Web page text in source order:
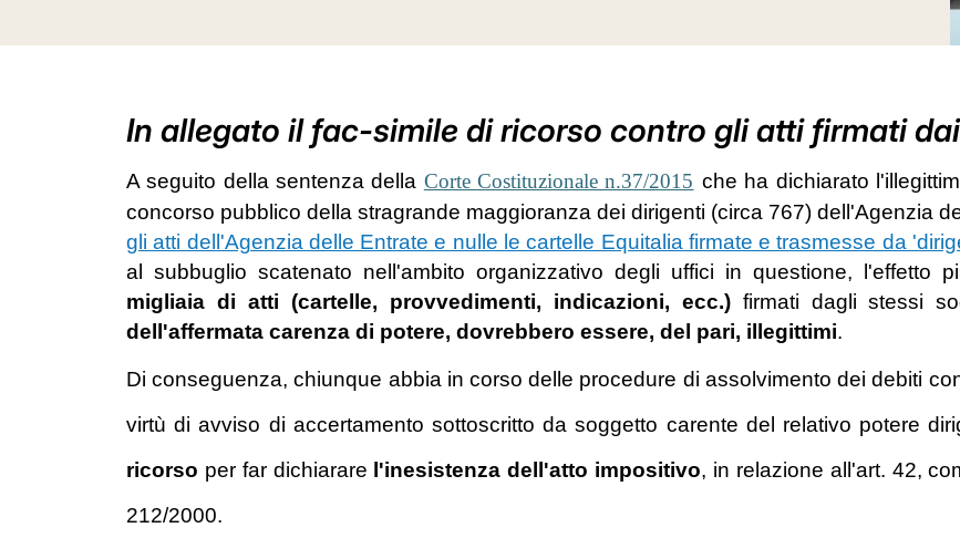
In allegato il fac-simile di ricorso contro gli atti firmati
A seguito della sentenza della Corte Costituzionale n.37/2015 che ha dichiarato
concorso pubblico della stragrande maggioranza dei dirigenti (circa 767) dell'Agenzia
gli atti dell'Agenzia delle Entrate e nulle le cartelle Equitalia firmate e trasmesse da
al subbuglio scatenato nell'ambito organizzativo degli uffici in questione, l'effetto
migliaia di atti (cartelle, provvedimenti, indicazioni, ecc.)firmati dagli stessi
dell'affermata carenza di potere, dovrebbero essere, del pari, illegittimi.
Di conseguenza, chiunque abbia in corso delle procedure di assolvimento dei debiti
virtù di avviso di accertamento sottoscritto da soggetto carente del relativo potere
ricorso per far dichiarare l'inesistenza dell'atto impositivo, in relazione all'art. 42,
212/2000.